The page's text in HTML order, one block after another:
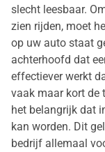
slecht leesbaar.
zien rijden, moet
op uw auto staat
achterhoofd dat
effectiever werkt
vaak maar kort de
het belangrijk dat
kan worden. Dit
bedrijf allemaal